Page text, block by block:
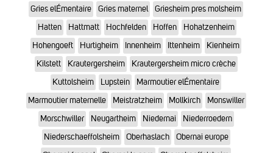
Gries elÉmentaire
Gries maternel
Griesheim pres molsheim
Hatten
Hattmatt Hochfelden Hoffen
Hohatzenheim
Hohengoeft
Hurtigheim Innenheim Ittenheim
Kienheim
Kilstett
Krautergersheim
Krautergersheim micro crèche
Kuttolsheim
Lupstein
Marmoutier elÉmentaire
Marmoutier maternelle
Meistratzheim Mollkirch
Monswiller
Morschwiller
Neugartheim Niedernai
Niederroedern
Niederschaeffolsheim
Oberhaslach
Obernai europe